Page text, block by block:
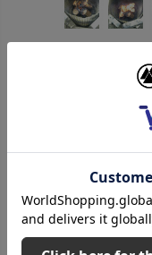
※開放燃焼の場合の結果